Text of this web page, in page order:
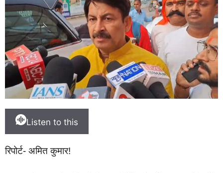
Listen to this
रिपोर्ट- अमित कुमार!